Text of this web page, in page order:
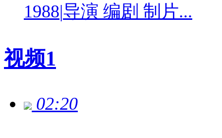
1988|导演 编剧 制片...
视频1
02:20